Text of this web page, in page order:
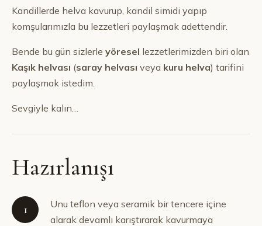
Kandillerde helva kavurup, kandil simidi yapıp
komşularımızla bu lezzetleri paylaşmak adettendir.
Bende bu gün sizlerle yöresel lezzetlerimizden biri olan
Kaşık helvası (saray helvası veya kuru helva) tarifini
paylaşmak istedim.
Sevgiyle kalın…
Hazırlanışı
1
Unu teflon veya seramik bir tencere içine
alarak devamlı karıştırarak kavurmaya